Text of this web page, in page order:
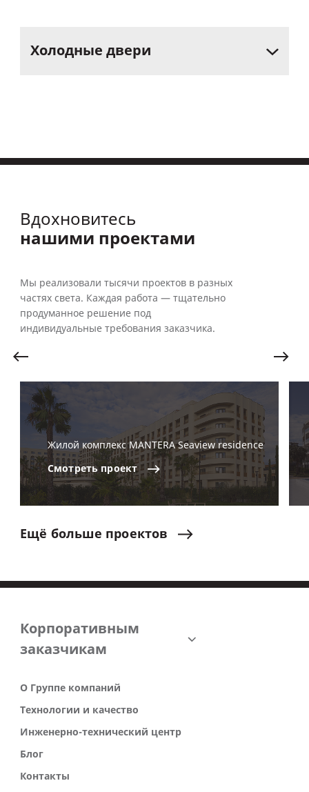
Холодные двери
Вдохновитесь
нашими проектами
Мы реализовали тысячи проектов в разных
частях света. Каждая работа — тщательно
продуманное решение под
индивидуальные требования заказчика.
Жилой комплекс MANTERA Seaview residence
Смотреть проект
Ещё больше проектов
Корпоративным
заказчикам
О Группе компаний
Технологии и качество
Инженерно-технический центр
Блог
Контакты